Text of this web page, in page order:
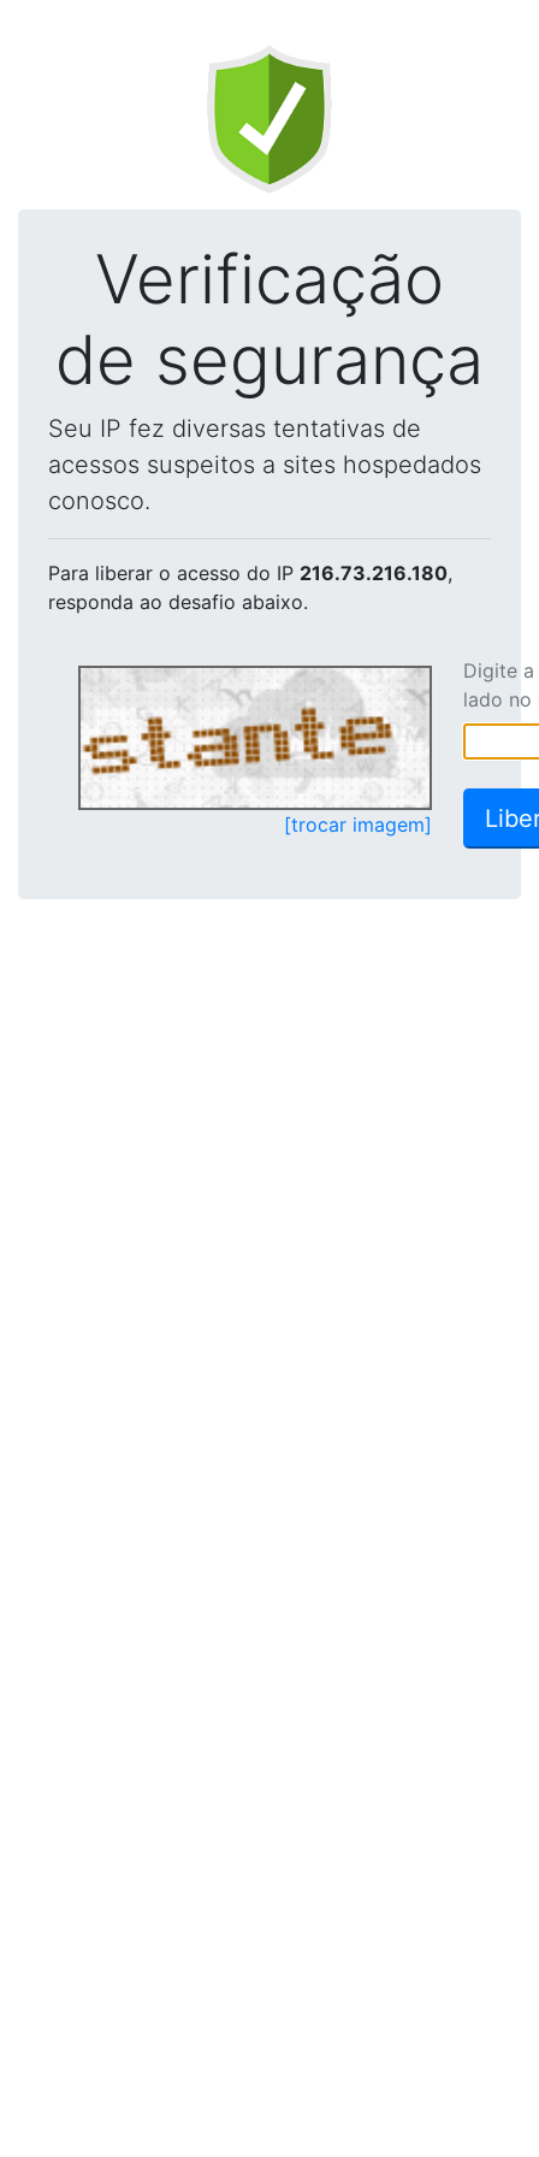
Verificação
de segurança
Seu IP fez diversas tentativas de
acessos suspeitos a sites hospedados
conosco.
Para liberar o acesso do IP 216.73.216.180,
responda ao desafio abaixo.
[trocar imagem]
Digite
lado no